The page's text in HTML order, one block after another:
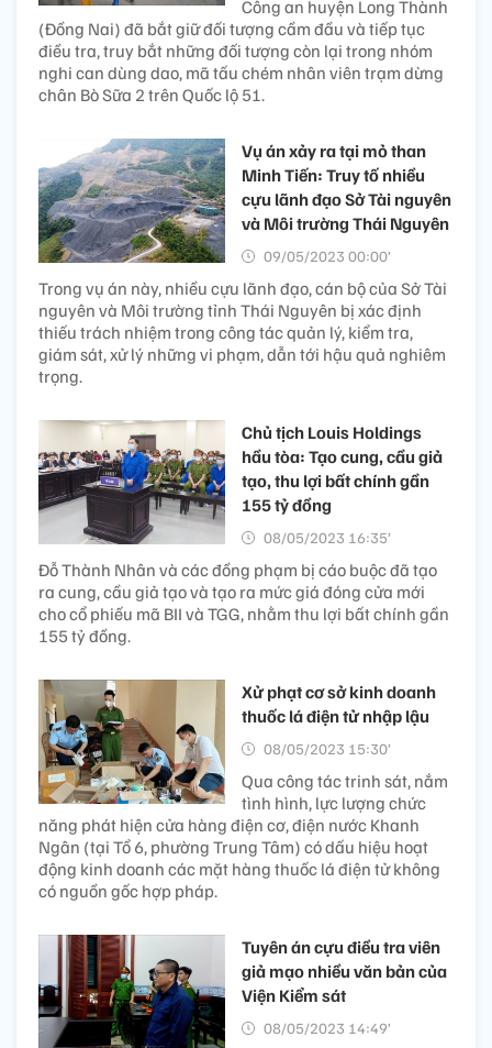
Công an huyện Long Thành
(Đồng Nai) đã bắt giữ đối tượng cầm đầu và tiếp tục
điều tra, truy bắt những đối tượng còn lại trong nhóm
nghi can dùng dao, mã tấu chém nhân viên trạm dừng
chân Bò Sữa 2 trên Quốc lộ 51.
Vụ án xảy ra tại mỏ than
Minh Tiến: Truy tố nhiều
cựu lãnh đạo Sở Tài nguyên
và Môi trường Thái Nguyên
09/05/2023 00:00’
Trong vụ án này, nhiều cựu lãnh đạo, cán bộ của Sở Tài
nguyên và Môi trường tỉnh Thái Nguyên bị xác định
thiếu trách nhiệm trong công tác quản lý, kiểm tra,
giám sát, xử lý những vi phạm, dẫn tới hậu quả nghiêm
trọng.
Chủ tịch Louis Holdings
hầu tòa: Tạo cung, cầu giả
tạo, thu lợi bất chính gần
155 tỷ đồng
08/05/2023 16:35’
Đỗ Thành Nhân và các đồng phạm bị cáo buộc đã tạo
ra cung, cầu giả tạo và tạo ra mức giá đóng cửa mới
cho cổ phiếu mã BII và TGG, nhằm thu lợi bất chính gần
155 tỷ đồng.
Xử phạt cơ sở kinh doanh
thuốc lá điện tử nhập lậu
08/05/2023 15:30’
Qua công tác trinh sát, nắm
tình hình, lực lượng chức
năng phát hiện cửa hàng điện cơ, điện nước Khanh
Ngân (tại Tổ 6, phường Trung Tâm) có dấu hiệu hoạt
động kinh doanh các mặt hàng thuốc lá điện tử không
có nguồn gốc hợp pháp.
Tuyên án cựu điều tra viên
giả mạo nhiều văn bản của
Viện Kiểm sát
08/05/2023 14:49’